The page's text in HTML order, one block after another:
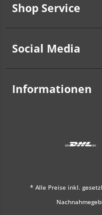
Shop Service
Social Media
Informationen
* Alle Preise inkl.